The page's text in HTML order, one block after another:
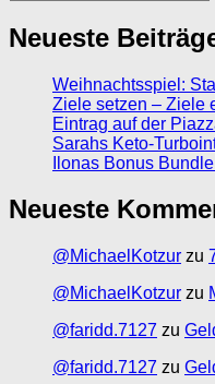
Neueste
Weihnachtsspiel:
Ziele setzen – Ziele
Eintrag auf der
Sarahs Keto-
Ilonas Bonus
Neueste
@MichaelKotzur zu
@MichaelKotzur zu
@faridd.7127 zu
@faridd.7127 zu